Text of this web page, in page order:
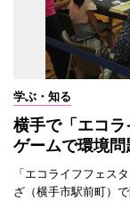
学ぶ・知る
横手で「エコ
ゲームで環境問
「エコライフフェス
ざ（横手市駅前町）で